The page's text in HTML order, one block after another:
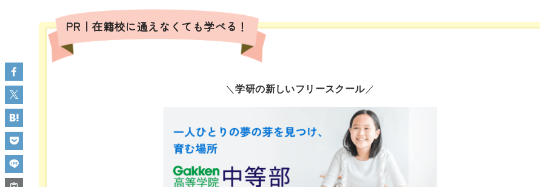
PR｜在籍校に通えなくても学べる！
＼学研の新しいフリースクール／